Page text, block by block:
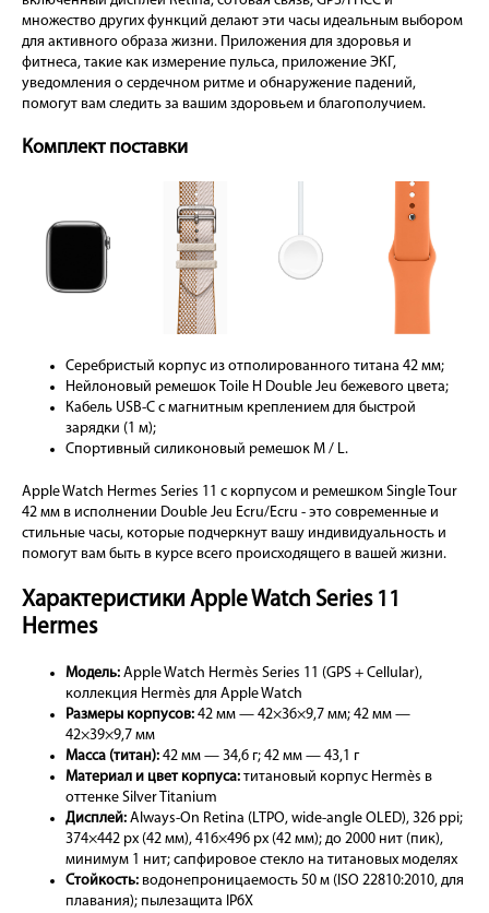
множество других функций делают эти часы идеальным выбором
для активного образа жизни. Приложения для здоровья и
фитнеса, такие как измерение пульса, приложение ЭКГ,
уведомления о сердечном ритме и обнаружение падений,
помогут вам следить за вашим здоровьем и благополучием.
Комплект поставки
Серебристый корпус из отполированного титана 42 мм;
Нейлоновый ремешок Toile H Double Jeu бежевого цвета;
Кабель USB-C с магнитным креплением для быстрой
зарядки (1 м);
Cпортивный силиконовый ремешок M / L.
Apple Watch Hermes Series 11 с корпусом и ремешком Single Tour
42 мм в исполнении Double Jeu Ecru/Ecru - это современные и
стильные часы, которые подчеркнут вашу индивидуальность и
помогут вам быть в курсе всего происходящего в вашей жизни.
Характеристики Apple Watch Series 11
Hermes
Модель: Apple Watch Hermès Series 11 (GPS + Cellular),
коллекция Hermès для Apple Watch
Размеры корпусов: 42 мм — 42×36×9,7 мм; 42 мм —
42×39×9,7 мм
Масса (титан): 42 мм — 34,6 г; 42 мм — 43,1 г
Материал и цвет корпуса: титановый корпус Hermès в
оттенке Silver Titanium
Дисплей: Always-On Retina (LTPO, wide-angle OLED), 326 ppi;
374×442 px (42 мм), 416×496 px (42 мм); до 2000 нит (пик),
минимум 1 нит; сапфировое стекло на титановых моделях
Стойкость: водонепроницаемость 50 м (ISO 22810:2010, для
плавания); пылезащита IP6X